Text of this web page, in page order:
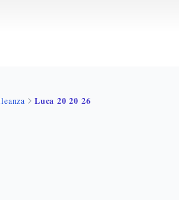
Luca 20 20 26